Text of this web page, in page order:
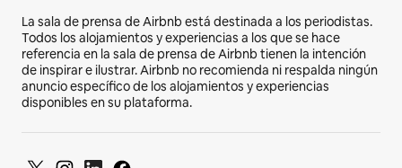
La sala de prensa de Airbnb está destinada a los periodistas.
Todos los alojamientos y experiencias a los que se hace
referencia en la sala de prensa de Airbnb tienen la intención
de inspirar e ilustrar. Airbnb no recomienda ni respalda ningún
anuncio específico de los alojamientos y experiencias
disponibles en su plataforma.